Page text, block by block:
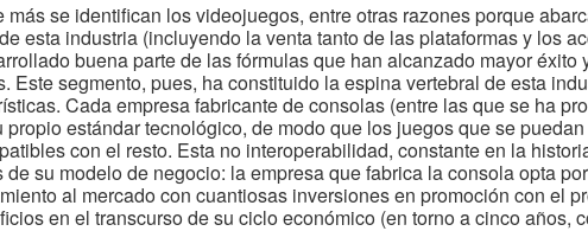
más se identifican los videojuegos, entre otras razones porque
esta industria (incluyendo la venta tanto de las plataformas y los
buena parte de las fórmulas que han alcanzado mayor éxito
Este segmento, pues, ha constituido la espina vertebral de esta
Cada empresa fabricante de consolas (entre las que se ha
estándar tecnológico, de modo que los juegos que se
con el resto. Esta no interoperabilidad, constante en la
su modelo de negocio: la empresa que fabrica la consola opta
al mercado con cuantiosas inversiones en promoción con el
en el transcurso de su ciclo económico (en torno a cinco años,